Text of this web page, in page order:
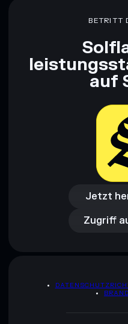
Haftungsausschluss: Diese
Finanzberatung dar.
bereitgestellt von
BETRITT
auf
Jetzt
Jetzt
Zugriff
Zugriff